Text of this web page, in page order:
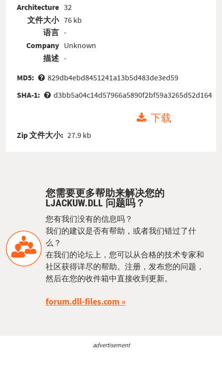
Architecture
文件大小
语言
Company
描述
32
76 kb
-
Unknown
-
MD5:
829db4ebd8451241a13b5d483de3ed59
SHA-1:
d3bb5a04c14d57966a5890f2bf59a3265d52d164
下载
Zip 文件大小: 27.9 kb
您需要更多帮助来解决您的
LJACKUW.DLL 问题吗？
您有我们没有的信息吗？
我们的建议是否有帮助，或者我们错过了什
么？
在我们的论坛上，您可以从合格的技术专家和
社区获得详尽的帮助。注册，发布您的问题，
然后在您的收件箱中直接收到更新。
forum.dll-files.com
advertisement